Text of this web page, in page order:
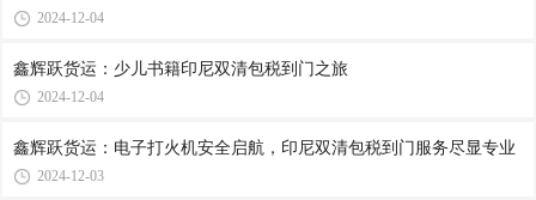
2024-12-04
鑫辉跃货运：少儿书籍印尼双清包税到门之旅
2024-12-04
鑫辉跃货运：电子打火机安全启航，印尼双清包税到门服务尽显专业
2024-12-03